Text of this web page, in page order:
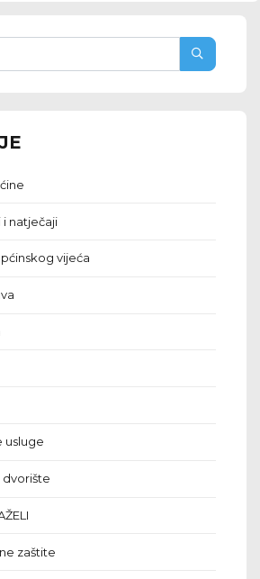
i natječaji
vijeća
usluge
dvorište
zaštite